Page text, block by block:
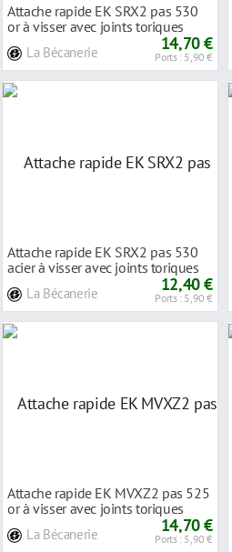
Attache rapide EK SRX2 pas 530
or à visser avec joints toriques
La Bécanerie 14,70 €
Ports : 5,90 €
Attache rapide EK SRX2 pas 530
acier à visser avec joints toriques
La Bécanerie 12,40 €
Ports : 5,90 €
Attache rapide EK MVXZ2 pas 525
or à visser avec joints toriques
La Bécanerie 14,70 €
Ports : 5,90 €